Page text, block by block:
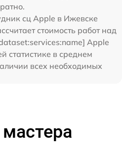
сц Apple в Ижевске
стоимость работ над
Apple
статистике в среднем
всех необходимых